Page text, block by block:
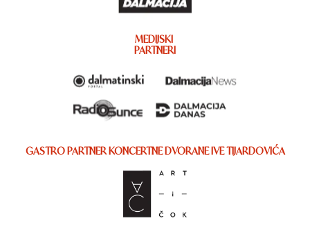
MEDIJSKI
PARTNERI
GASTRO PARTNER KONCERTNE DVORANE IVE TIJARDOVIĆA